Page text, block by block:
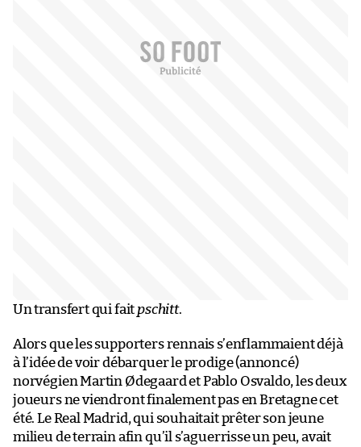
Un transfert qui fait pschitt.
Alors que les supporters rennais s’enflammaient déjà
à l’idée de voir débarquer le prodige (annoncé)
norvégien Martin Ødegaard et Pablo Osvaldo, les deux
joueurs ne viendront finalement pas en Bretagne cet
été. Le Real Madrid, qui souhaitait prêter son jeune
milieu de terrain afin qu’il s’aguerrisse un peu, avait